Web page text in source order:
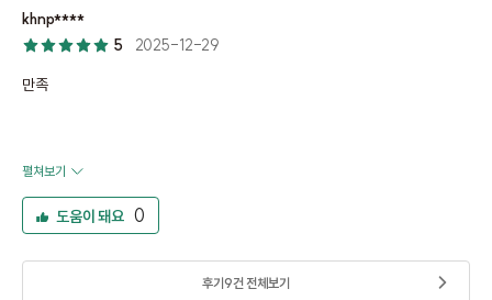
khnp****
5
2025-12-29
만족
펼쳐보기
도움이 돼요 0
후기9건 전체보기